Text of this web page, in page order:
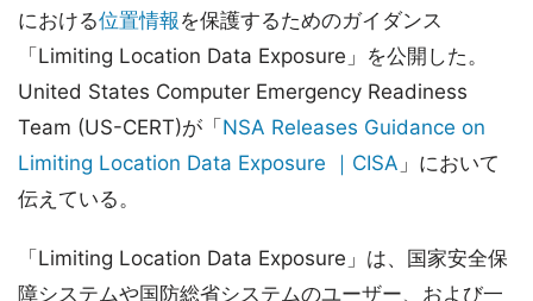
における位置情報 を保護するためのガイダンス
「Limiting Location Data Exposure」を公開した。
United States Computer Emergency Readiness
Team (US-CERT)が「 NSA Releases Guidance on
Limiting Location Data Exposure ｜CISA 」において
伝えている。
「Limiting Location Data Exposure」は、国家安全保
障システムや国防総省システムのユーザー、および一